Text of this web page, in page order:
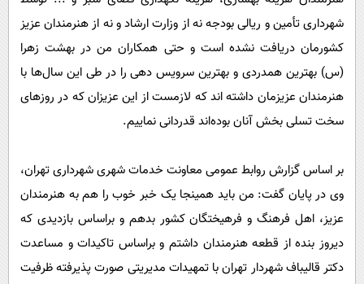
شهرداری تأمین و ریالی بودجه نه از وزارت ارشاد و نه از هنرمندان عزیز
کشورمان دریافت نشده است و حتی همکاران من در بهشت زهرا
(س) بهترین همدردی و بهترین سرویس دهی را در طی این سال‌ها با
هنرمندان عزیزمان داشته ‌اند که لازمست از این عزیزان که در روزهای
سخت تسلی بخش آنان بوده‌اند قدردانی نماییم.
بر اساس گزارش روابط عمومی معاونت خدمات شهری شهرداری تهران،
وی در پایان گفت: من باید همینجا یک خبر خوب را هم به هنرمندان
عزیز، اهل فرهنگ و فرهیختگان کشور بدهم و براساس بازدیدی که
دیروز بنده از قطعه هنرمندان داشتم و براساس تاکیدات و مساعدت
دکتر قالیباف شهردار تهران با تمهیدات مدیریتی صورت پذیرفته ظرفیت